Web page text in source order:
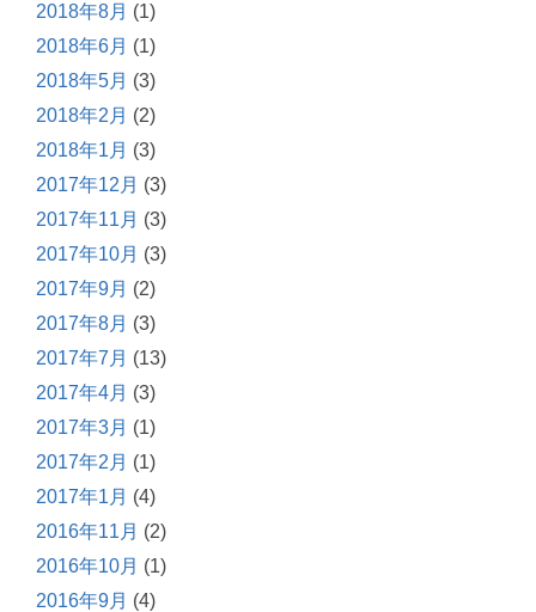
2018年8月 (1)
2018年6月 (1)
2018年5月 (3)
2018年2月 (2)
2018年1月 (3)
2017年12月 (3)
2017年11月 (3)
2017年10月 (3)
2017年9月 (2)
2017年8月 (3)
2017年7月 (13)
2017年4月 (3)
2017年3月 (1)
2017年2月 (1)
2017年1月 (4)
2016年11月 (2)
2016年10月 (1)
2016年9月 (4)